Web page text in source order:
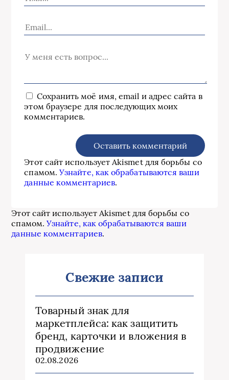
Сохранить моё имя, email и адрес сайта в
этом браузере для последующих моих
комментариев.
Этот сайт использует Akismet для борьбы со
спамом.Узнайте, как обрабатываются ваши
данные комментариев.
Этот сайт использует Akismet для борьбы со
спамом.Узнайте, как обрабатываются ваши
данные комментариев.
Свежие записи
Товарный знак для
маркетплейса: как защитить
бренд, карточки и вложения в
продвижение
02.08.2026